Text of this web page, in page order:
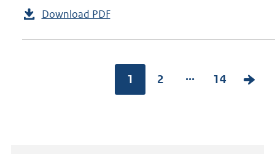
Download PDF
1 2 ... 14
V